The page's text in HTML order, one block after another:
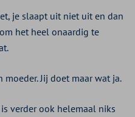
je slaapt uit niet uit en dan
het heel onaardig te
Jij doet maar wat ja.
verder ook helemaal niks